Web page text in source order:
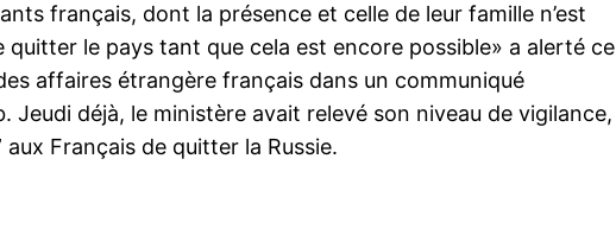
français, dont la présence et celle de leur famille n’est
quitter le pays tant que cela est encore possible» a alerté ce
affaires étrangère français dans un communiqué
. Jeudi déjà, le ministère avait relevé son niveau de vigilance,
Français de quitter la Russie.